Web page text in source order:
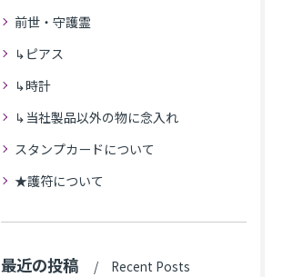
前世・守護霊
↳ピアス
↳時計
↳当社製品以外の物に念入れ
スタンプカードについて
★護符について
最近の投稿 Recent Posts